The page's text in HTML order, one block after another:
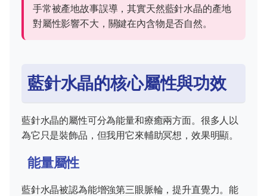
手常被產地故事誤導，其實天然藍針水晶的產地
對屬性影響不大，關鍵在內含物是否自然。
藍針水晶的核心屬性與功效
藍針水晶的屬性可分為能量和療癒兩方面。很多人以
為它只是裝飾品，但我用它來輔助冥想，效果明顯。
能量屬性
藍針水晶被認為能增強第三眼脈輪，提升直覺力。能